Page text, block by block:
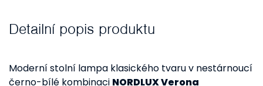
Detailní popis produktu
Moderní stolní lampa klasického tvaru v nestárnoucí
černo-bílé kombinaci NORDLUX Verona